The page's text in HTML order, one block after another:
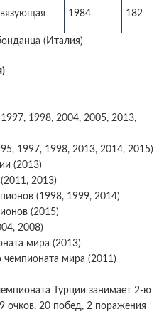
1984 182
(Италия)
1998, 2004, 2005, 2013,
1997, 1998, 2013, 2014, 2015)
(2013)
2013)
(1998, 1999, 2014)
(2015)
2008)
мира (2013)
мира (2011)
Турции занимает 2-ю
очков, 20 побед, 2 поражения